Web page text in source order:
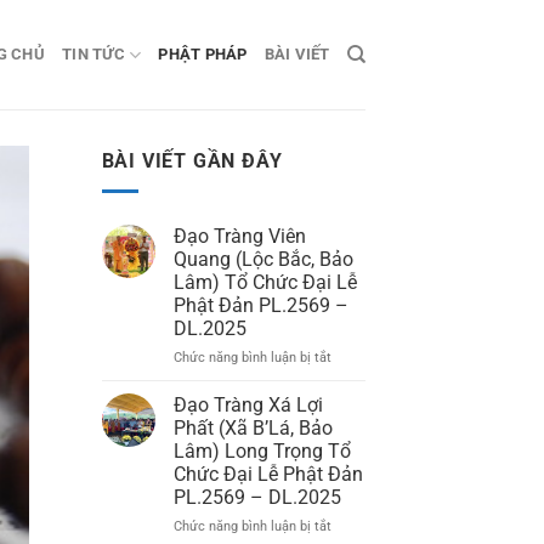
CHỦ TIN TỨC PHẬT PHÁP BÀI VIẾT
BÀI VIẾT GẦN ĐÂY
Đạo Tràng Viên
Quang (Lộc Bắc, Bảo
Lâm) Tổ Chức Đại Lễ
Phật Đản PL.2569 –
DL.2025
Chức năng bình luận bị tắt
Quang
(Lộc
Bắc,
Bảo
Đạo Tràng Xá Lợi
Phất (Xã B’Lá, Bảo
Lâm) Long Trọng Tổ
Chức Đại Lễ Phật Đản
PL.2569 – DL.2025
Chức năng bình luận bị tắt